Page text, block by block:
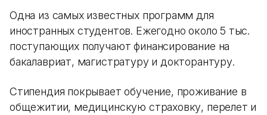
Одна из самых известных программ для
иностранных студентов. Ежегодно около 5 тыс.
поступающих получают финансирование на
бакалавриат, магистратуру и докторантуру.
Стипендия покрывает обучение, проживание в
общежитии, медицинскую страховку, перелет и